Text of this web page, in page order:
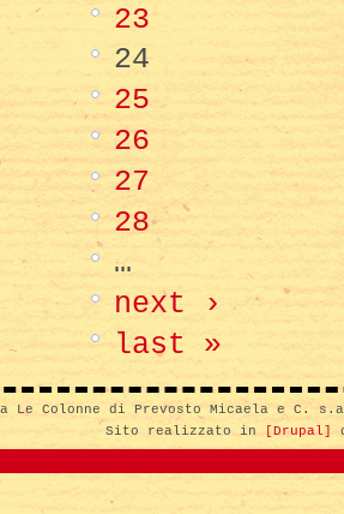
23
24
25
26
27
28
…
next ›
last »
Le Colonne di Prevosto Micaela e C.
Sito realizzato in
[Drupal]